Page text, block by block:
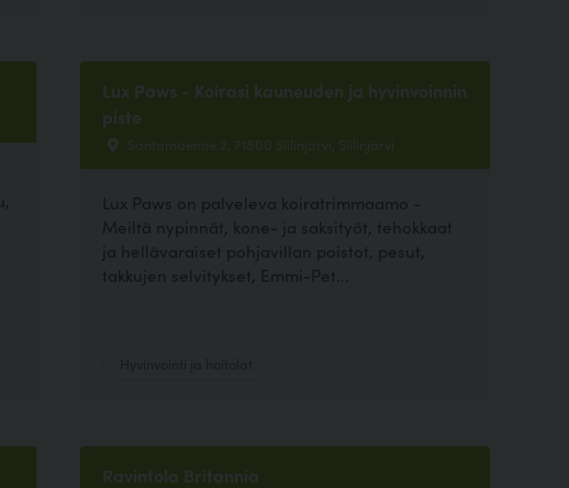
Lux Paws - Koirasi kauneuden ja hyvinvoinnin
piste
Santamäentie 2, 71800 Siilinjärvi, Siilinjärvi
Lux Paws on palveleva koiratrimmaamo -
Meiltä nypinnät, kone- ja saksityöt, tehokkaat
ja hellävaraiset pohjavillan poistot, pesut,
takkujen selvitykset, Emmi-Pet...
Ravintola Britannia